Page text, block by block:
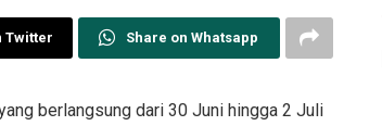
Twitter Share on Whatsapp
berlangsung dari 30 Juni hingga 2 Juli